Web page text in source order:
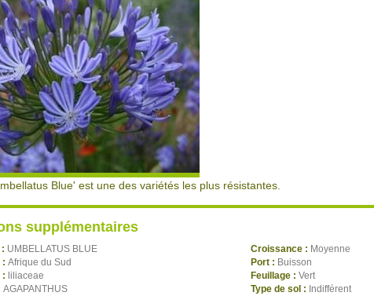
Blue' est une des variétés les plus résistantes.
supplémentaires
UMBELLATUS BLUE
: Afrique du Sud
: liliaceae
AGAPANTHUS
Croissance : Moyenne
Port : Buisson
Feuillage : Vert
Type de sol : Indifférent